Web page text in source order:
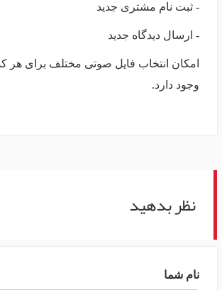
- ثبت نام مشتری جدید
- ارسال دیدگاه جدید
امکان انتخاب فایل صوتی مختلف برای هر
وجود دارد.
نظر بدهید
نام شما